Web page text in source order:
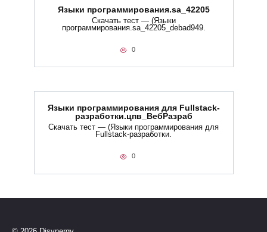
Языки программирования.sa_42205
Скачать тест — (Языки
программирования.sa_42205_debad949.
0
Языки программирования для Fullstack-
разработки.цпв_ВебРазраб
Скачать тест — (Языки программирования для
Fullstack-разработки.
0